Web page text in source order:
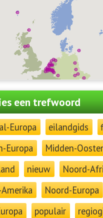
een trefwoord
Europa eilandgids
Europa
Midden-
nieuw
Noord-
Noord-Europa
populair